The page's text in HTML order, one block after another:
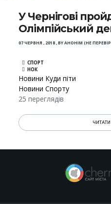
У Чернігові
Олімпійський
07 ЧЕРВНЯ , 2018,BYАНОНІМ (НЕ
СПОРТ
НОК
Новини Куди піти
Новини Спорту
25 переглядів